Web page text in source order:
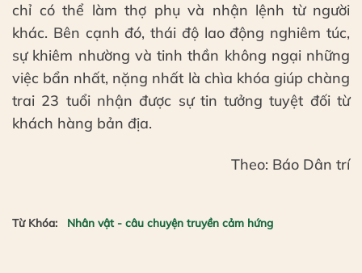
chỉ có thể làm thợ phụ và nhận lệnh từ người
khác. Bên cạnh đó, thái độ lao động nghiêm túc,
sự khiêm nhường và tinh thần không ngại những
việc bẩn nhất, nặng nhất là chìa khóa giúp chàng
trai 23 tuổi nhận được sự tin tưởng tuyệt đối từ
khách hàng bản địa.
Theo: Báo Dân trí
Từ Khóa: Nhân vật - câu chuyện truyền cảm hứng